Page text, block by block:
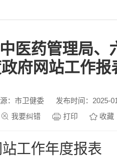
医药管理局、
府网站工作报
：市卫健委
发布时间：2025-
我要纠错 打印 收藏
工作年度报表